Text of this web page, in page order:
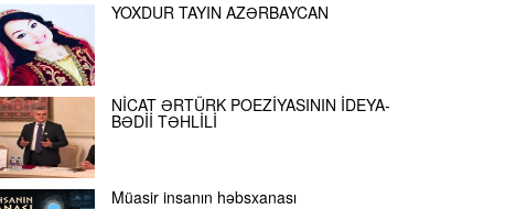
YOXDUR TAYIN AZƏRBAYCAN
NİCAT ƏRTÜRK POEZİYASININ İDEYA-
BƏDİİ TƏHLİLİ
Müasir insanın həbsxanası